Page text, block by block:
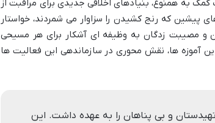
به همنوع، بنیادهای اخلاقی جدیدی برای مراقبت از
پیشین که رنج کشیدن را سزاوار می شمردند، خواستار
و مصیبت زدگان به وظیفه ای آشکار برای هر مسیحی
آموزه ها، نقش محوری در سازماندهی این فعالیت ها
تهیدستان و بی پناهان را به عهده داشت. این